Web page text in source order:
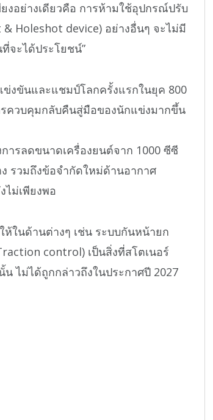
งอย่างเดียวคือ การห้ามใช้อุปกรณ์ปรับ
Holeshot device) อย่างอื่นๆ จะไม่มี
จะได้ประโยชน์”
งขันและแชมป์โลกครั้งแรกในยุค 800
ควบคุมกลับคืนสู่มือของนักแข่งมากขึ้น
ารลดขนาดเครื่องยนต์จาก 1000 ซีซี
รวมถึงข้อจำกัดใหม่ด้านอากาศ
ไม่เพียงพอ
ในด้านต่างๆ เช่น ระบบกันหน้ายก
control) เป็นสิ่งที่สโตเนอร์
ไม่ได้ถูกกล่าวถึงในประกาศปี 2027